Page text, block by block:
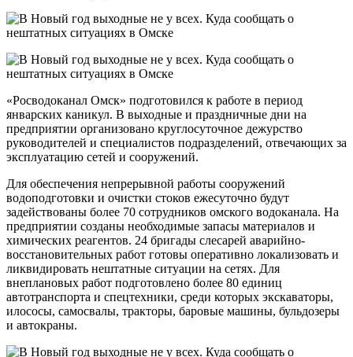
«Росводоканал Омск» подготовился к работе в период
январских каникул. В выходные и праздничные дни на
предприятии организовано круглосуточное дежурство
руководителей и специалистов подразделений, отвечающих за
эксплуатацию сетей и сооружений.
Для обеспечения непрерывной работы сооружений
водоподготовки и очистки стоков ежесуточно будут
задействованы более 70 сотрудников омского водоканала. На
предприятии созданы необходимые запасы материалов и
химических реагентов. 24 бригады слесарей аварийно-
восстановительных работ готовы оперативно локализовать и
ликвидировать нештатные ситуации на сетях. Для
внеплановых работ подготовлено более 80 единиц
автотранспорта и спецтехники, среди которых экскаваторы,
илососы, самосвалы, тракторы, баровые машины, бульдозеры
и автокраны.